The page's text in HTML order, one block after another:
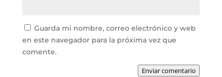
Guarda mi nombre, correo electrónico y web
en este navegador para la próxima vez que
comente.
Enviar comentario